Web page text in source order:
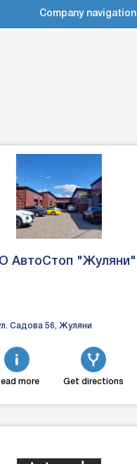
Company navigation
АвтоСтоп "Жуляни"
Садова 56, Жуляни
more Get directions